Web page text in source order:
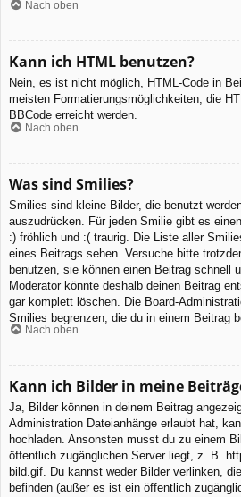
Nach oben
Kann ich HTML benutzen?
Nein, es ist nicht möglich, HTML-Code in
meisten Formatierungsmöglichkeiten, die
BBCode erreicht werden.
Nach oben
Was sind Smilies?
Smilies sind kleine Bilder, die benutzt
auszudrücken. Für jeden Smilie gibt es
:) fröhlich und :( traurig. Die Liste aller
eines Beitrags sehen. Versuche bitte
benutzen, sie können einen Beitrag schnell
Moderator könnte deshalb deinen Beitrag
gar komplett löschen. Die Board-
Smilies begrenzen, die du in einem Beitrag
Nach oben
Kann ich Bilder in meine
Ja, Bilder können in deinem Beitrag
Administration Dateianhänge erlaubt hat,
hochladen. Ansonsten musst du zu einem
öffentlich zugänglichen Server liegt, z. B.
bild.gif. Du kannst weder Bilder verlinken,
befinden (außer es ist ein öffentlich